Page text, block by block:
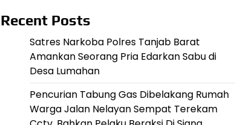
Recent Posts
Satres Narkoba Polres Tanjab Barat
Amankan Seorang Pria Edarkan Sabu di
Desa Lumahan
Pencurian Tabung Gas Dibelakang Rumah
Warga Jalan Nelayan Sempat Terekam